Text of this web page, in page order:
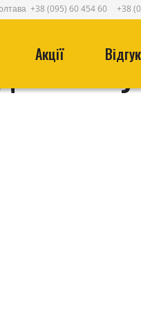
+38 (095) 60 454 60 +38
Акції
СЕРВІСУ